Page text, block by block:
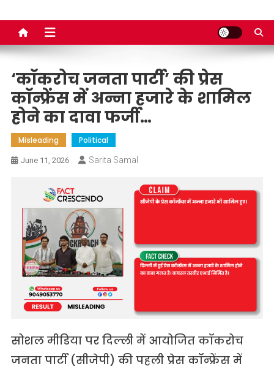
‘कॉकरोच जनता पार्टी’ की प्रेस
कॉन्फ्रेंस में अन्ना हजारे के शामिल
होने का दावा फर्जी…
Misleading Political
June 11, 2026 Sarita Samal
सोशल मीडिया पर दिल्ली में आयोजित कॉकरोच
जनता पार्टी (सीजेपी) की पहली प्रेस कॉन्फ्रेंस में